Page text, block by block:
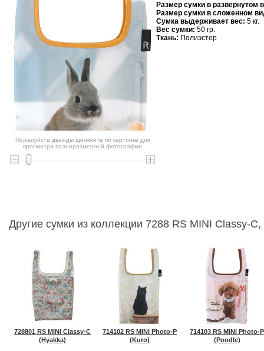
Пожалуйста дважды щелкните по картинке для
просмотра полноразмерной фотографии
Размер сумки в развернутом
Размер сумки в сложенном
Cумка выдерживает вес: 5 кг.
Вес сумки: 50 гр.
Ткань: Полиэстер
Другие сумки из коллекции 7288 RS MINI Classy-
728801 RS MINI Classy-C
(Hyakka)
714102 RS MINI Photo-P
(Kuro)
714103 RS MINI Photo-P
(Poodle)